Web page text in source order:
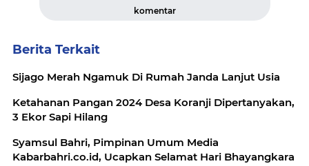
komentar
Berita Terkait
Sijago Merah Ngamuk Di Rumah Janda Lanjut Usia
Ketahanan Pangan 2024 Desa Koranji Dipertanyakan,
3 Ekor Sapi Hilang
Syamsul Bahri, Pimpinan Umum Media
Kabarbahri.co.id, Ucapkan Selamat Hari Bhayangkara